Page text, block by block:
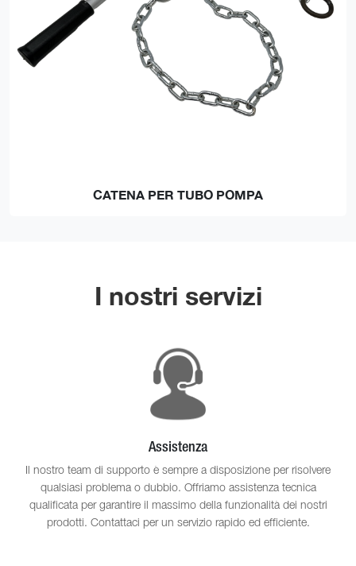
CATENA PER TUBO POMPA
I nostri servizi
Assistenza
Il nostro team di supporto è sempre a disposizione per risolvere
qualsiasi problema o dubbio. Offriamo assistenza tecnica
qualificata per garantire il massimo della funzionalità dei nostri
prodotti. Contattaci per un servizio rapido ed efficiente.